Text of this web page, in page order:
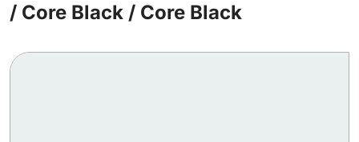
/ Core Black / Core Black